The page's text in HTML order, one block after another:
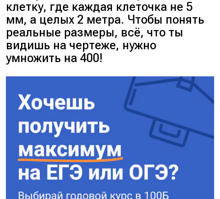
клетку, где каждая клеточка не 5
мм, а целых 2 метра. Чтобы понять
реальные размеры, всё, что ты
видишь на чертеже, нужно
умножить на 400!